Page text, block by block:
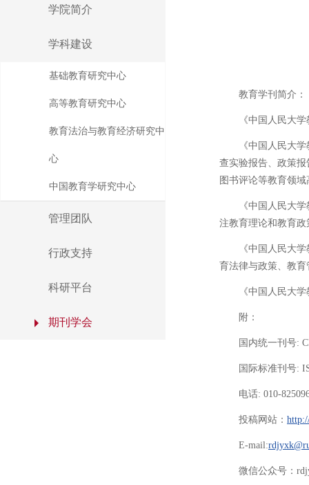
学院简介
学科建设
基础教育研究中心
高等教育研究中心
教育法治与教育经济研究中
心
中国教育学研究中心
管理团队
行政支持
科研平台
期刊学会
教育学刊简介：
《中国人民大
《中国人民大
查实验报告、政策
图书评论等教育领
《中国人民大
注教育理论和教育
《中国人民大
育法律与政策、教
《中国人民大
附：
国内统一刊号:
国际标准刊号:
电话: 010-
投稿网站：
E-mail:
微信公众号：